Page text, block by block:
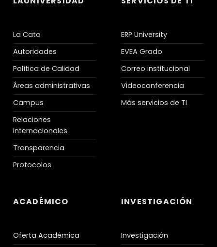
La Cato
Autoridades
Política de Calidad
Áreas administrativas
Campus
Relaciones
Internacionales
Transparencia
Protocolos
ERP University
EVEA Grado
Correo institucional
Videoconferencia
Más servicios de TI
ACADÉMICO
Oferta Académica
INVESTIGACIÓN
Investigación